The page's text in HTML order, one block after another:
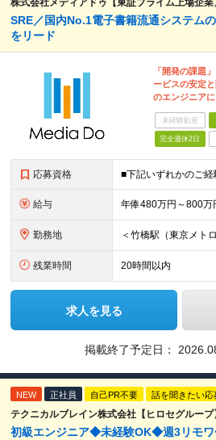
株式会社メディアドゥ【東証プライム上場企業
SRE／国内No.1電子書籍流通システム
をリード
「開発の課題
ービスの安定
のエンジニアに
未経験歓迎
完全週休2日
応募資格
給与
勤務地
残業時間 20時間以内
求人を見る
掲載終了予定日：
NEW 正社員 自己PR不要 話を聞きたい応
テクニカルブレイン株式会社【ヒロセグループ
初級エンジニア◆未経験OK◆週3リモ